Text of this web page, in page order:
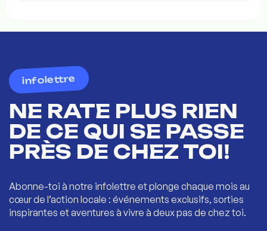
infolettre
NE RATE PLUS RIEN
DE CE QUI SE PASSE
PRÈS DE CHEZ TOI!
Abonne-toi à notre infolettre et plonge chaque mois au
cœur de l’action locale : événements exclusifs, sorties
inspirantes et aventures à vivre à deux pas de chez toi.